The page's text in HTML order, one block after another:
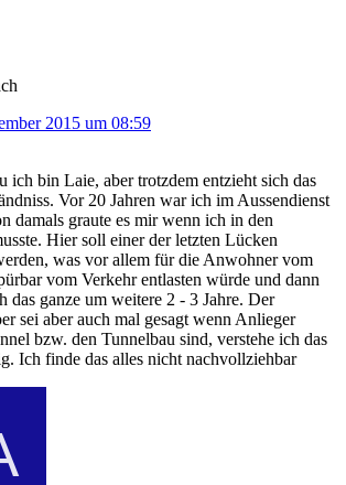
2015 um 08:59
ich bin Laie, aber trotzdem entzieht sich das
Vor 20 Jahren war ich im Aussendienst
damals graute es mir wenn ich in den
Hier soll einer der letzten Lücken
was vor allem für die Anwohner vom
vom Verkehr entlasten würde und dann
das ganze um weitere 2 - 3 Jahre. Der
sei aber auch mal gesagt wenn Anlieger
bzw. den Tunnelbau sind, verstehe ich das
Ich finde das alles nicht nachvollziehbar